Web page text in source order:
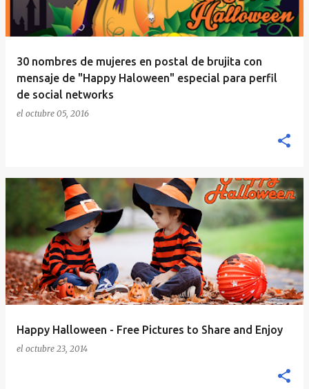
30 nombres de mujeres en postal de brujita con
mensaje de "Happy Haloween" especial para perfil
de social networks
el octubre 05, 2016
Happy Halloween - Free Pictures to Share and Enjoy
el octubre 23, 2014